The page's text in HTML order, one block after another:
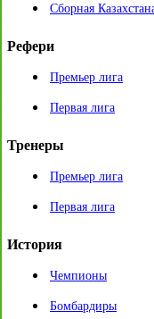
Сборная
Рефери
Премьер лига
Первая лига
Тренеры
Премьер лига
Первая лига
История
Чемпионы
Бомбардиры